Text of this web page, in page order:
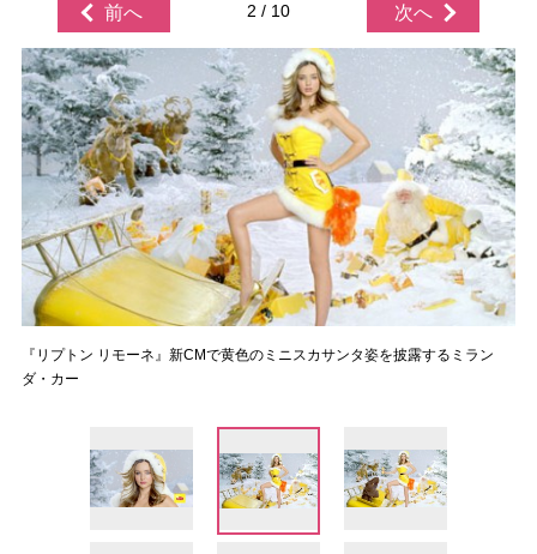
前へ 2 / 10 次へ
『リプトン リモーネ』新CMで黄色のミニスカサンタ姿を披露するミラン
ダ・カー